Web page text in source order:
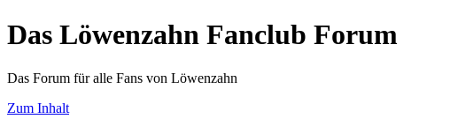
Das Löwenzahn Fanclub Forum
Das Forum für alle Fans von Löwenzahn
Zum Inhalt